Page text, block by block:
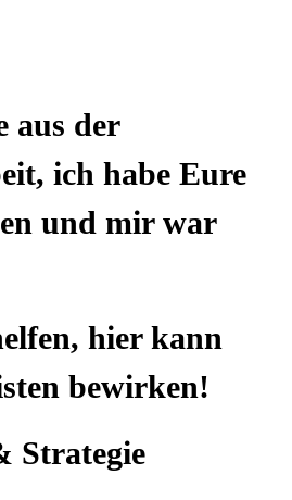
aus der
ich habe Eure
und mir war
hier kann
bewirken!
Strategie